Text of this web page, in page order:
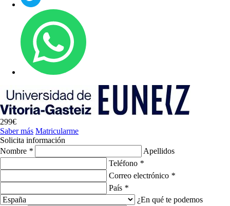
299€
Saber más Matricularme
Solicita información
Nombre *
Apellidos
Teléfono *
Correo electrónico *
País *
¿En qué te podemos